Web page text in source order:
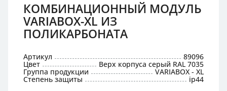
КОМБИНАЦИОННЫЙ МОДУЛЬ
VARIABOX-XL ИЗ
ПОЛИКАРБОНАТА
Артикул 89096
Цвет Верх корпуса серый RAL 7035
Группа продукции VARIABOX - XL
Степень защиты ip44